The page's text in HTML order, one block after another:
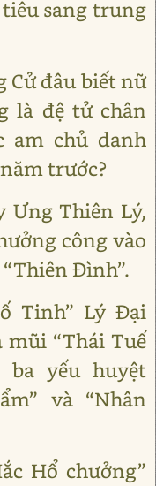
sang trung
Cử đâu biết nữ
là đệ tử chân
am chủ danh
trước?
Ưng Thiên Lý,
công vào
Đình”.
Tinh” Lý Đại
mũi “Thái Tuế
ba yếu huyệt
và “Nhân
Hổ chưởng”